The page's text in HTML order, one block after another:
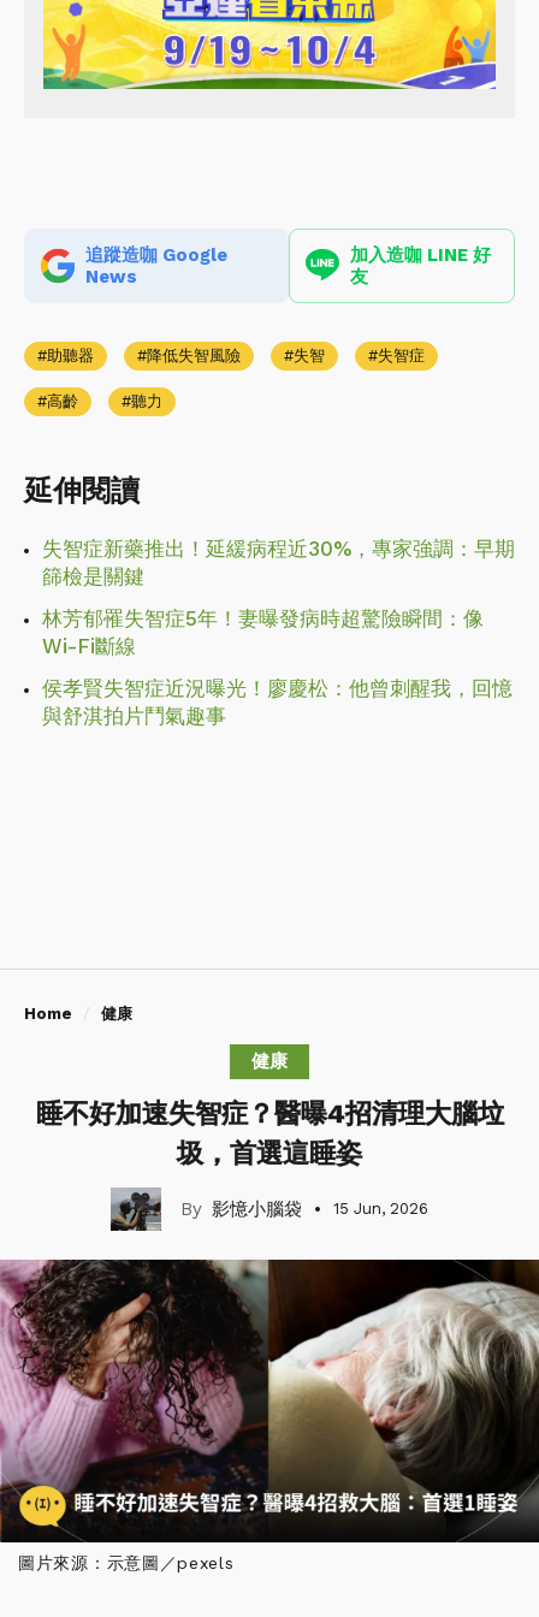
追蹤造咖 Google
News
加入造咖 LINE 好
友
助聽器 降低失智風險 失智 失智症
高齡 聽力
延伸閱讀
失智症新藥推出！延緩病程近30%，專家強調：早期
篩檢是關鍵
林芳郁罹失智症5年！妻曝發病時超驚險瞬間：像
Wi-Fi斷線
侯孝賢失智症近況曝光！廖慶松：他曾刺醒我，回憶
與舒淇拍片鬥氣趣事
Home 健康
健康
睡不好加速失智症？醫曝4招清理大腦垃
圾，首選這睡姿
影憶小腦袋 15 Jun, 2026
圖片來源：示意圖／pexels